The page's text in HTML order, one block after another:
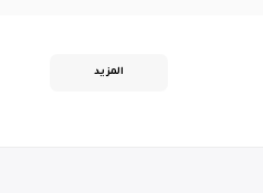
المزيد